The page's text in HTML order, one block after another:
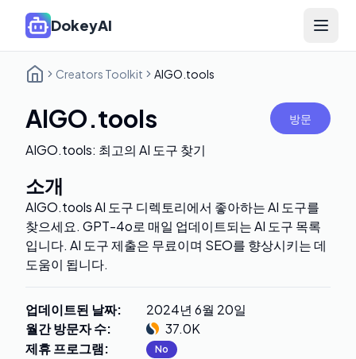
DokeyAI Open
Creators Toolkit AIGO.tools
AIGO.tools 방문
AIGO.tools: 최고의 AI 도구 찾기
소개
AIGO.tools AI 도구 디렉토리에서 좋아하는 AI 도구를
찾으세요. GPT-4o로 매일 업데이트되는 AI 도구 목록
입니다. AI 도구 제출은 무료이며 SEO를 향상시키는 데
도움이 됩니다.
업데이트된 날짜:
2024년 6월 20일
월간 방문자 수:
37.0K
제휴 프로그램: No